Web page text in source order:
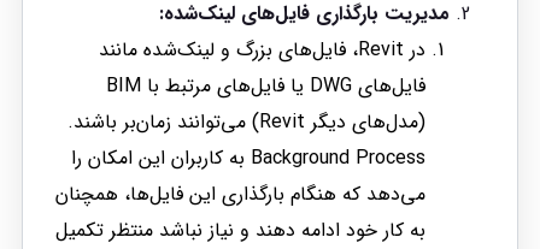
مدیریت بارگذاری فایل‌های لینک‌شده:
در Revit، فایل‌های بزرگ و لینک‌شده مانند
فایل‌های DWG یا فایل‌های مرتبط با BIM
(مدل‌های دیگر Revit) می‌توانند زمان‌بر باشند.
Background Process به کاربران این امکان را
می‌دهد که هنگام بارگذاری این فایل‌ها، همچنان
به کار خود ادامه دهند و نیاز نباشد منتظر تکمیل